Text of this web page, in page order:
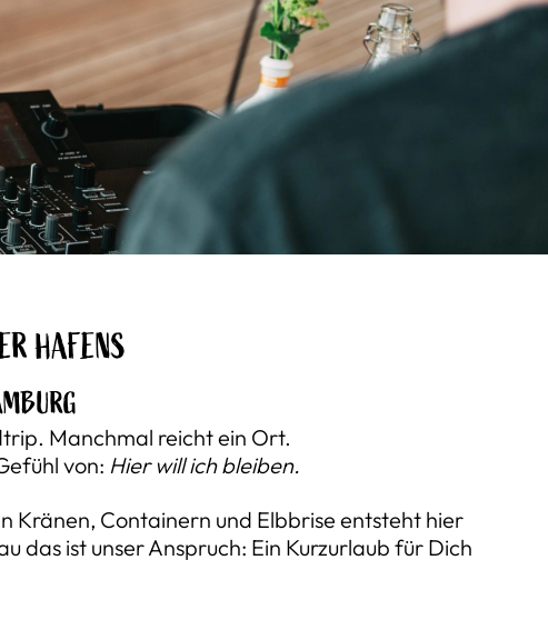
HAFENS
Manchmal reicht ein Ort.
von: Hier will ich bleiben.
Kränen, Containern und Elbbrise entsteht hier
das ist unser Anspruch: Ein Kurzurlaub für Dich